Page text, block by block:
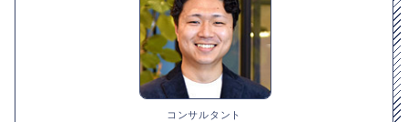
コンサルタント